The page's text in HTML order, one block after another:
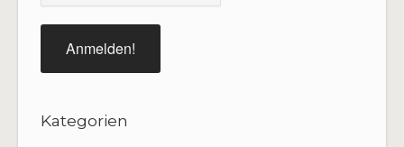
Kategorien